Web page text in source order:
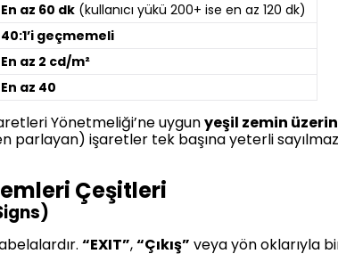
En az 60 dk (kullanıcı yükü 200+ ise en az 120 dk)
40:1’i geçmemeli
En az 2 cd/m²
En az 40
Yönetmeliği’ne uygunyeşil zemin
parlayan) işaretler tek başına yeterli
Çeşitleri
“EXIT”,“Çıkış” veya yön oklarıyla